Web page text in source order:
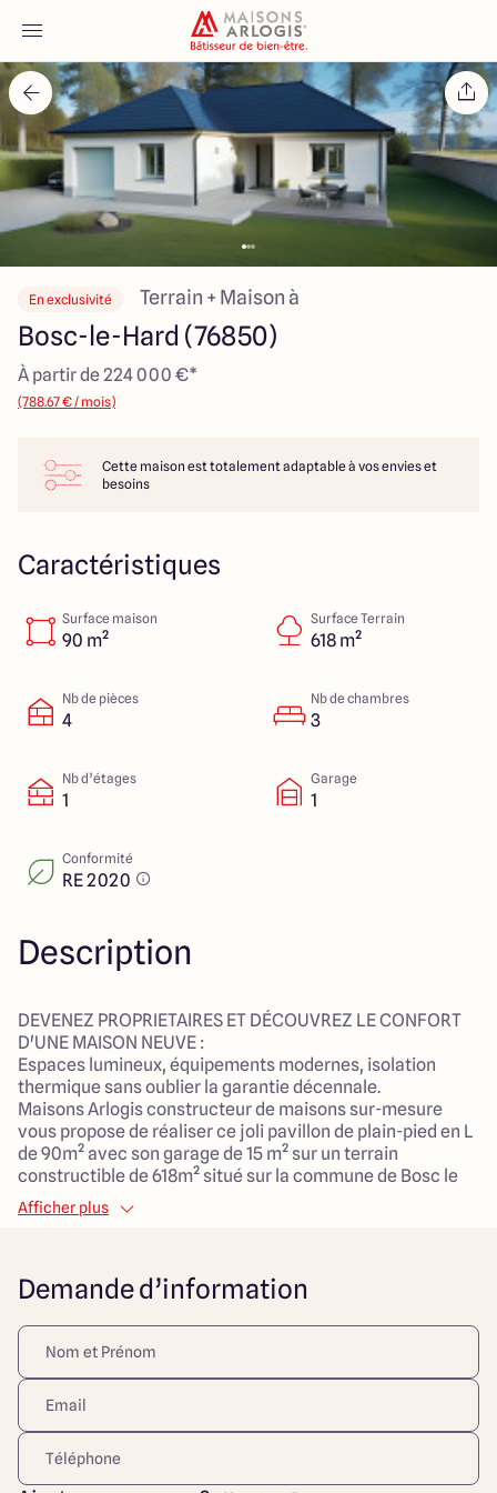
Accueil
Nos maisons
Nos annonces
Votre projet
Qui sommes-nous
Maisons ARLOGIS Normandie
4.7 4.9
En exclusivité Terrain + Maison à
Bosc-le-Hard (76850)
À partir de 224 000 €*
(788.67 € / mois)
Cette maison est totalement adaptable à vos envies et
besoins
Caractéristiques
Surface maison
90 m²
Surface Terrain
618 m²
Nb de pièces
4
Nb de chambres
3
Nb d’étages
1
Garage
1
Conformité
RE 2020
Description
DEVENEZ PROPRIETAIRES ET DÉCOUVREZ LE CONFORT
D'UNE MAISON NEUVE :
Espaces lumineux, équipements modernes, isolation
thermique sans oublier la garantie décennale.
Maisons Arlogis constructeur de maisons sur-mesure
vous propose de réaliser ce joli pavillon de plain-pied en L
de 90m² avec son garage de 15 m² sur un terrain
constructible de 618m² situé sur la commune de Bosc le
Hard
Terrain en lotissement, viabilisé Eau/Tout à
Maison répondant aux dernières normes de construction
vitrée, 3 chambres, 1 salle de bains, cellier, avec de
nombreuses prestations de qualités.
Plan entièrement personnalisable avec étude gratuite et
possibilité de rencontre avec notre partenaire financier.
Découvrez toutes nos offres et réalisations sur notre site
internet
Contactez-nous dès maintenant pour plus d'informations
pa téléphone ou sur notre site internet dans la rubrique
Afficher plus
Demande d’information